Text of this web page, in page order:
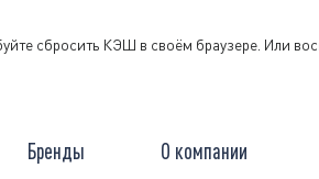
сбросить КЭШ в своём браузере. Или
Бренды О компании